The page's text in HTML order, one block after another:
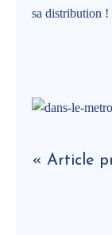
sa distribution !
« Article